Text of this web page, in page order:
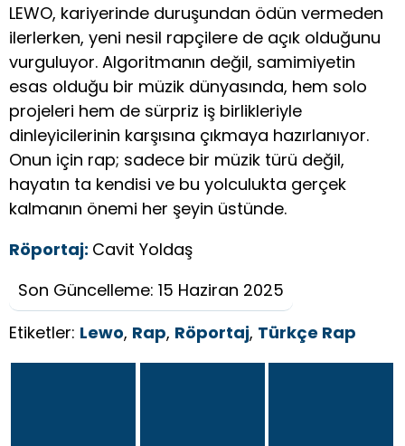
LEWO, kariyerinde duruşundan ödün vermeden
ilerlerken, yeni nesil rapçilere de açık olduğunu
vurguluyor. Algoritmanın değil, samimiyetin
esas olduğu bir müzik dünyasında, hem solo
projeleri hem de sürpriz iş birlikleriyle
dinleyicilerinin karşısına çıkmaya hazırlanıyor.
Onun için rap; sadece bir müzik türü değil,
hayatın ta kendisi ve bu yolculukta gerçek
kalmanın önemi her şeyin üstünde.
Röportaj: Cavit Yoldaş
Son Güncelleme: 15 Haziran 2025
Etiketler: Lewo, Rap, Röportaj, Türkçe Rap